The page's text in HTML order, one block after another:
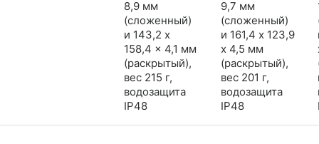
8,9 мм
(сложенный)
и 143,2 x
158,4 x 4,1 мм
(раскрытый),
вес 215 г,
водозащита
IP48
9,7 мм
(сложенный)
и 161,4 x 123,9
x 4,5 мм
(раскрытый),
вес 201 г,
водозащита
IP48